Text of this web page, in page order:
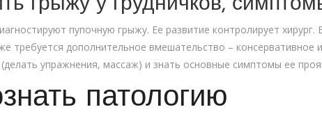
грыжу у грудничков,
пупочную грыжу. Ее развитие контролирует хирург.
требуется дополнительное вмешательство –
упражнения, массаж) и знать основные симптомы ее
патологию